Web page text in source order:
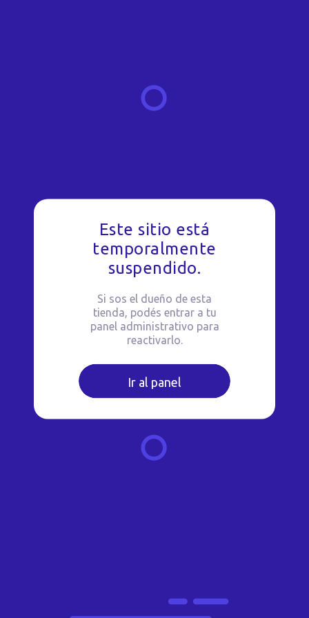
Este sitio está
temporalmente
suspendido.
Si sos el dueño de esta
tienda, podés entrar a tu
panel administrativo para
reactivarlo.
Ir al panel